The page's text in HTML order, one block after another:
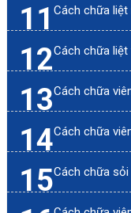
11 Cách chữa
12Cách chữa liệt
13Cách chữa
14Cách chữa
15Cách chữa sỏi